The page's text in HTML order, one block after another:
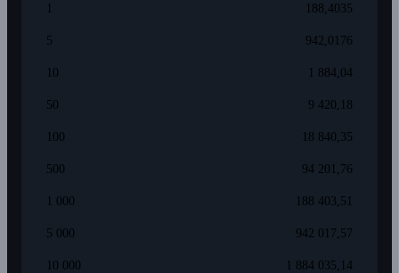
1 188,4035
5 942,0176
10 1 884,04
50 9 420,18
100 18 840,35
500 94 201,76
1 000 188 403,51
5 000 942 017,57
10 000 1 884 035,14